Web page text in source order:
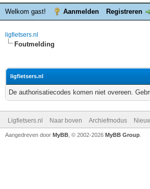
Welkom gast! Aanmelden Registreren
ligfietsers.nl
Foutmelding
ligfietsers.nl
De authorisatiecodes komen niet overeen.
Ligfietsers.nl Naar boven Archiefmodus
Aangedreven door MyBB , © 2002-2026 MyBB Group